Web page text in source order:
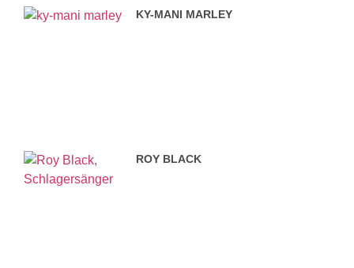
KY-MANI MARLEY
ROY BLACK